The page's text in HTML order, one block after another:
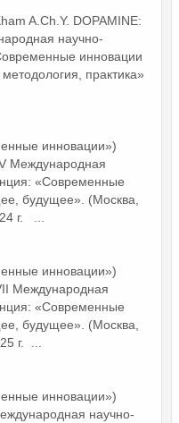
A.Ch.Y. DOPAMINE:
научно-
инновации
практика»
инновации»)
Международная
: «Современные
будущее». (Москва,
г. ...
инновации»)
Международная
: «Современные
будущее». (Москва,
г. ...
инновации»)
научно-